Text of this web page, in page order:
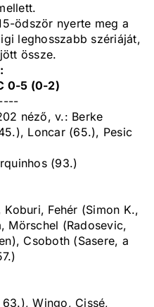
ödször nyerte meg a
leghosszabb szériáját,
össze.
0-5 (0-2)
néző, v.: Berke
Loncar (65.), Pesic
(93.)
Fehér (Simon K.,
Mörschel (Radosevic,
Csoboth (Sasere, a
Wingo, Cissé,